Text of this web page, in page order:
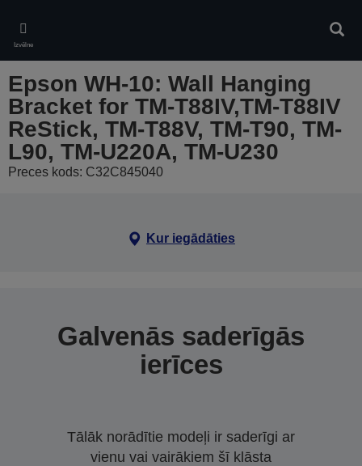
main
content
Izvēlne
Epson WH-10: Wall Hanging
Bracket for TM-T88IV,TM-T88IV
ReStick, TM-T88V, TM-T90, TM-
L90, TM-U220A, TM-U230
Preces kods: C32C845040
Kur iegādāties
Galvenās saderīgās
ierīces
Tālāk norādītie modeļi ir saderīgi ar
vienu vai vairākiem šī klāsta